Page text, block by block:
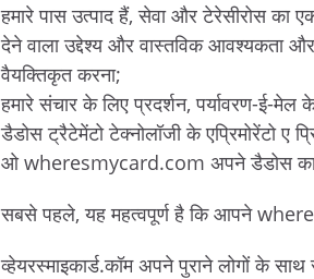
हमारे पास उत्पाद हैं, सेवा और टेरेसीरोस
देने वाला उद्देश्य और वास्तविक आवश्यकता
वैयक्तिकृत करना;
हमारे संचार के लिए प्रदर्शन, पर्यावरण-
डैडोस ट्रैटेमेंटो टेक्नोलॉजी के एप्रिमोरेंटो ए
ओ wheresmycard.com अपने डैडोस का
सबसे पहले, यह महत्वपूर्ण है कि आपने
व्हेयरस्माइकार्ड.कॉम अपने पुराने लोगों के